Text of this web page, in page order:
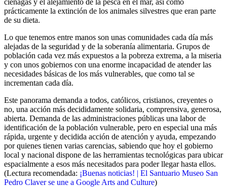
ciénagas y el alejamiento de la pesca en el mar, así como
prácticamente la extinción de los animales silvestres que eran parte
de su dieta.
Lo que tenemos entre manos son unas comunidades cada día más
alejadas de la seguridad y de la soberanía alimentaria. Grupos de
población cada vez más expuestos a la pobreza extrema, a la miseria
y con unos gobiernos con una enorme incapacidad de atender las
necesidades básicas de los más vulnerables, que como tal se
incrementan cada día.
Este panorama demanda a todos, católicos, cristianos, creyentes o
no, una acción más decididamente solidaria, comprensiva, generosa,
abierta. Demanda de las administraciones públicas una labor de
identificación de la población vulnerable, pero en especial una más
rápida, urgente y decidida acción de atención y ayuda, empezando
por quienes tienen varias carencias, sabiendo que hoy el gobierno
local y nacional dispone de las herramientas tecnológicas para ubicar
espacialmente a esos más necesitados para poder llegar hasta ellos.
(Lectura recomendada: ¡Buenas noticias! | El Santuario Museo San
Pedro Claver se une a Google Arts and Culture)